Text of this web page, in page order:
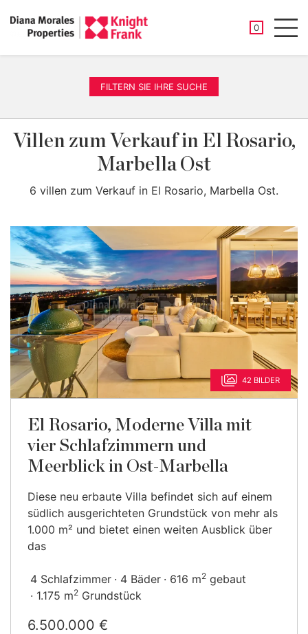
0
FILTERN SIE IHRE SUCHE
Villen zum Verkauf in El Rosario,
Marbella Ost
6 villen zum Verkauf in El Rosario, Marbella Ost.
42 BILDER
El Rosario, Moderne Villa mit
vier Schlafzimmern und
Meerblick in Ost-Marbella
Diese neu erbaute Villa befindet sich auf einem
südlich ausgerichteten Grundstück von mehr als
1.000 m² und bietet einen weiten Ausblick über
das
4 Schlafzimmer 4 Bäder 616 m2 gebaut
1.175 m2 Grundstück
6.500.000 €